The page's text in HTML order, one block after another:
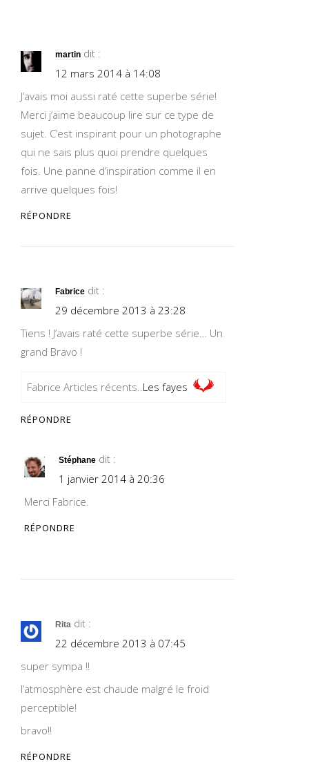
martin dit :
12 mars 2014 à 14:08
J’avais moi aussi raté cette superbe série!
Merci j’aime beaucoup lire sur ce type de
sujet. C’est inspirant pour un photographe
qui ne sais plus quoi prendre quelques
fois. Une panne d’inspiration comme il en
arrive quelques fois!
RÉPONDRE
Fabrice dit :
29 décembre 2013 à 23:28
Tiens ! J’avais raté cette superbe série… Un
grand Bravo !
Fabrice Articles récents..Les fayes
RÉPONDRE
Stéphane dit :
1 janvier 2014 à 20:36
Merci Fabrice.
RÉPONDRE
Rita dit :
22 décembre 2013 à 07:45
super sympa !!
l’atmosphère est chaude malgré le froid
perceptible!
bravo!!
RÉPONDRE